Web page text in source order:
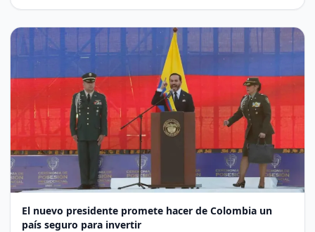
El nuevo presidente promete hacer de Colombia un
país seguro para invertir